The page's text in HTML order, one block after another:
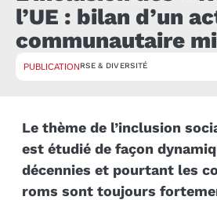
l’UE : bilan d’un
communautaire
PUBLICATIONRSE & DIVERSITÉ
Le thème de l’inclusion
est étudié de façon
décennies et pourtant les
roms sont toujours